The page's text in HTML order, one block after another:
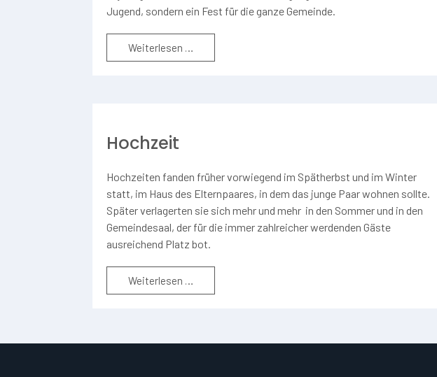
Jugend, sondern ein Fest für die ganze Gemeinde.
Weiterlesen …
Hochzeit
Hochzeiten fanden früher vorwiegend im Spätherbst und im Winter
statt, im Haus des Elternpaares, in dem das junge Paar wohnen sollte.
Später verlagerten sie sich mehr und mehr in den Sommer und in den
Gemeindesaal, der für die immer zahlreicher werdenden Gäste
ausreichend Platz bot.
Weiterlesen …